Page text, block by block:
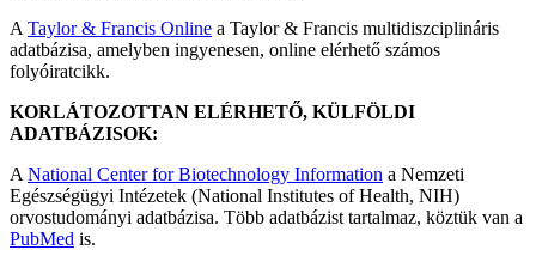
A Taylor & Francis Online a Taylor & Francis multidiszciplináris
adatbázisa, amelyben ingyenesen, online elérhető számos
folyóiratcikk.
KORLÁTOZOTTAN ELÉRHETŐ, KÜLFÖLDI
ADATBÁZISOK:
A National Center for Biotechnology Information a Nemzeti
Egészségügyi Intézetek (National Institutes of Health, NIH)
orvostudományi adatbázisa. Több adatbázist tartalmaz, köztük van a
PubMed is.